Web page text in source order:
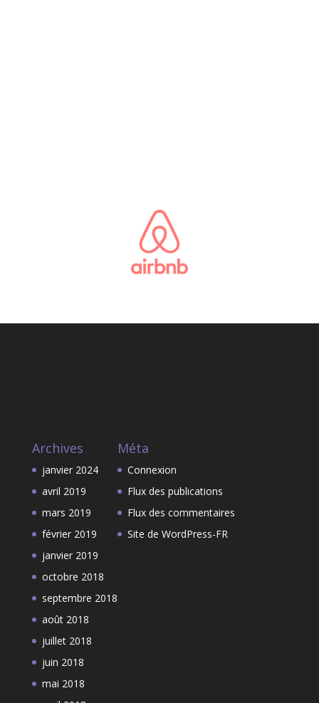
Archives
janvier 2024
avril 2019
mars 2019
février 2019
janvier 2019
octobre 2018
septembre 2018
août 2018
juillet 2018
juin 2018
mai 2018
Méta
Connexion
Flux des publications
Flux des commentaires
Site de WordPress-FR